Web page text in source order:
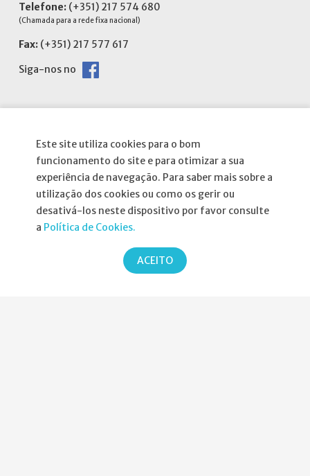
Este site utiliza cookies para o bom
funcionamento do site e para otimizar a sua
experiência de navegação. Para saber mais sobre a
utilização dos cookies ou como os gerir ou
desativá-los neste dispositivo por favor consulte
a Política de Cookies.
ACEITO
Telefone: (+351) 217 574 680
(Chamada para a rede fixa nacional)
Fax: (+351) 217 577 617
Siga-nos no
Informações
Atribuição da Bolsa SPND
Agenda